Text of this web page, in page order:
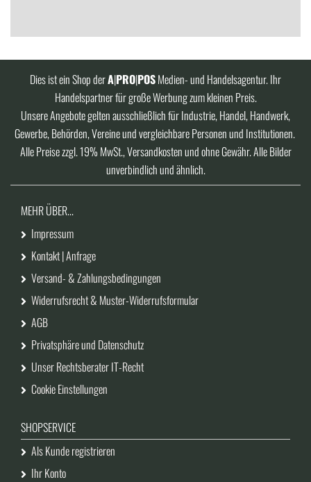
Dies ist ein Shop derA|PRO|POSMedien- und Handelsagentur. Ihr
Handelspartner für große Werbung zum kleinen Preis.
Unsere Angebote gelten ausschließlich für Industrie, Handel, Handwerk,
Gewerbe, Behörden, Vereine und vergleichbare Personen und Institutionen.
Alle Preise zzgl. 19% MwSt., Versandkosten und ohne Gewähr. Alle Bilder
unverbindlich und ähnlich.
MEHR ÜBER...
Impressum
Kontakt | Anfrage
Versand- & Zahlungsbedingungen
Widerrufsrecht & Muster-Widerrufsformular
AGB
Privatsphäre und Datenschutz
Unser Rechtsberater IT-Recht
Cookie Einstellungen
SHOPSERVICE
Als Kunde registrieren
Ihr Konto